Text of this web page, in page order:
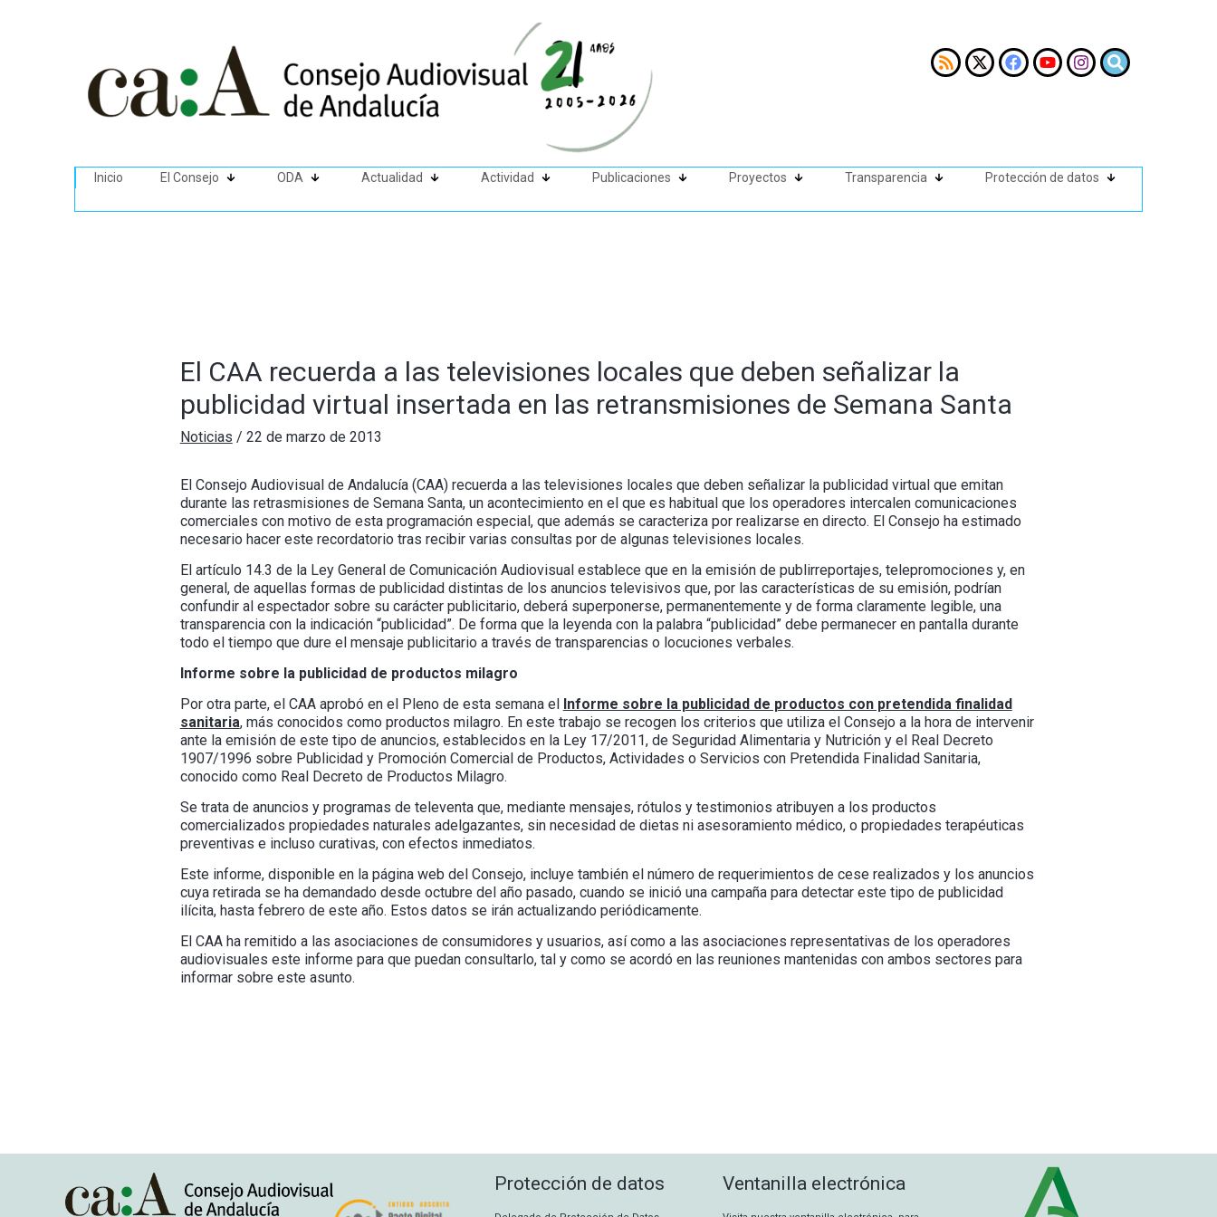
Inicio El Consejo ODA Actualidad Actividad Publicaciones Proyectos Transparencia Protección de datos
El CAA recuerda a las televisiones locales que deben señalizar la
publicidad virtual insertada en las retransmisiones de Semana Santa
Noticias / 22 de marzo de 2013
El Consejo Audiovisual de Andalucía (CAA) recuerda a las televisiones locales que deben señalizar la publicidad virtual que emitan
durante las retrasmisiones de Semana Santa, un acontecimiento en el que es habitual que los operadores intercalen comunicaciones
comerciales con motivo de esta programación especial, que además se caracteriza por realizarse en directo. El Consejo ha estimado
necesario hacer este recordatorio tras recibir varias consultas por de algunas televisiones locales.
El artículo 14.3 de la Ley General de Comunicación Audiovisual establece que en la emisión de publirreportajes, telepromociones y, en
general, de aquellas formas de publicidad distintas de los anuncios televisivos que, por las características de su emisión, podrían
confundir al espectador sobre su carácter publicitario, deberá superponerse, permanentemente y de forma claramente legible, una
transparencia con la indicación “publicidad”. De forma que la leyenda con la palabra “publicidad” debe permanecer en pantalla durante
todo el tiempo que dure el mensaje publicitario a través de transparencias o locuciones verbales.
Informe sobre la publicidad de productos milagro
Por otra parte, el CAA aprobó en el Pleno de esta semana el
Informe sobre la publicidad de productos con pretendida finalidad
sanitaria, más conocidos como productos milagro. En este trabajo se recogen los criterios que utiliza el Consejo a la hora de intervenir
ante la emisión de este tipo de anuncios, establecidos en la Ley 17/2011, de Seguridad Alimentaria y Nutrición y el Real Decreto
1907/1996 sobre Publicidad y Promoción Comercial de Productos, Actividades o Servicios con Pretendida Finalidad Sanitaria,
conocido como Real Decreto de Productos Milagro.
Se trata de anuncios y programas de televenta que, mediante mensajes, rótulos y testimonios atribuyen a los productos
comercializados propiedades naturales adelgazantes, sin necesidad de dietas ni asesoramiento médico, o propiedades terapéuticas
preventivas e incluso curativas, con efectos inmediatos.
Este informe, disponible en la página web del Consejo, incluye también el número de requerimientos de cese realizados y los anuncios
cuya retirada se ha demandado desde octubre del año pasado, cuando se inició una campaña para detectar este tipo de publicidad
ilícita, hasta febrero de este año. Estos datos se irán actualizando periódicamente.
El CAA ha remitido a las asociaciones de consumidores y usuarios, así como a las asociaciones representativas de los operadores
audiovisuales este informe para que puedan consultarlo, tal y como se acordó en las reuniones mantenidas con ambos sectores para
informar sobre este asunto.
Protección de datos Ventanilla electrónica